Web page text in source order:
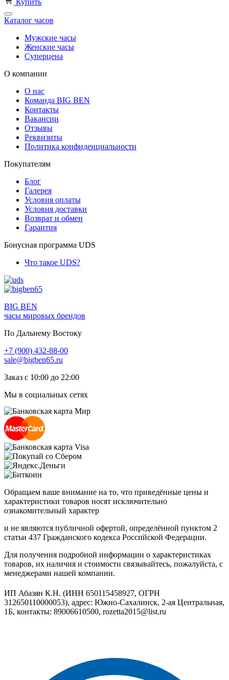
Каталог часов
Мужские часы
Женские часы
Суперцена
О компании
О нас
Команда BIG BEN
Контакты
Вакансии
Отзывы
Реквизиты
Политика конфиденциальности
Покупателям
Блог
Галерея
Условия оплаты
Условия доставки
Возврат и обмен
Гарантия
Бонусная программа UDS
Что такое UDS?
BIG BEN
часы мировых брендов
По Дальнему Востоку
+7 (900) 432-88-00
sale@bigben65.ru
Заказ с 10:00 до 22:00
Мы в социальных сетях
Обращаем ваше внимание на то, что приведённые цены и
характеристики товаров носят исключительно
ознакомительный характер
и не являются публичной офертой, определённой пунктом 2
статьи 437 Гражданского кодекса Российской Федерации.
Для получения подробной информации о характеристиках
товаров, их наличия и стоимости связывайтесь, пожалуйста, с
менеджерами нашей компании.
ИП Абазян К.Н. (ИНН 650115458927, ОГРН
312650110000053), адрес: Южно-Сахалинск, 2-ая Центральная,
1Б, контакты: 89006610500, rozetta2015@list.ru